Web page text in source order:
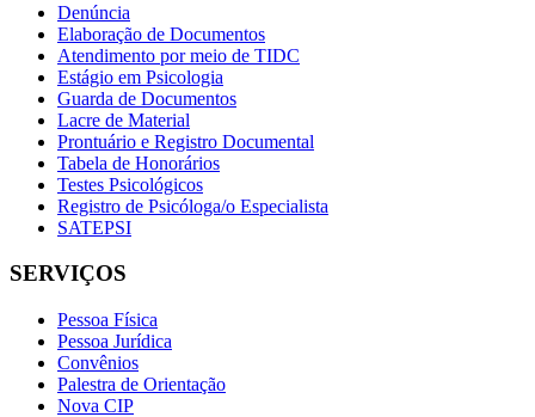
Denúncia
Elaboração de Documentos
Atendimento por meio de TIDC
Estágio em Psicologia
Guarda de Documentos
Lacre de Material
Prontuário e Registro Documental
Tabela de Honorários
Testes Psicológicos
Registro de Psicóloga/o Especialista
SATEPSI
SERVIÇOS
Pessoa Física
Pessoa Jurídica
Convênios
Palestra de Orientação
Nova CIP